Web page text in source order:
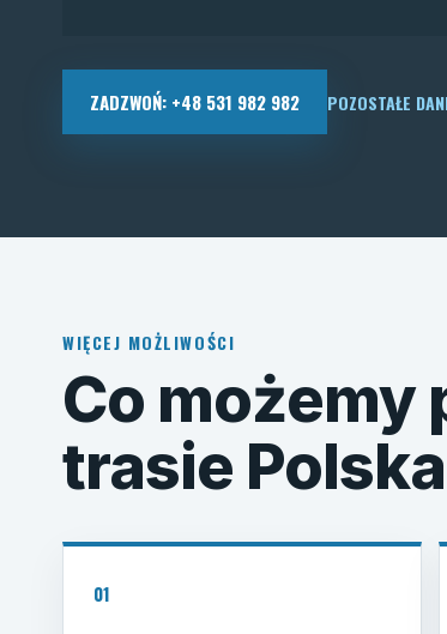
ZADZWOŃ: +48 531 982 982 POZOSTAŁE
WIĘCEJ MOŻLIWOŚCI
Co możemy
trasie
01